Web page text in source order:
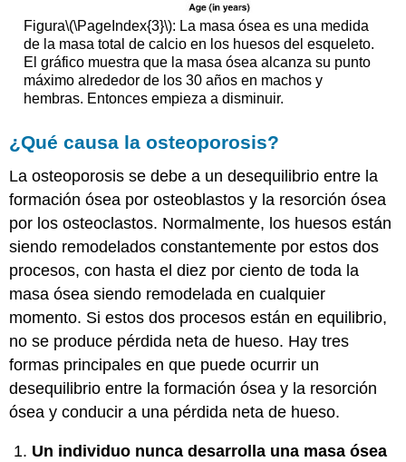
Figura\(\PageIndex{3}\): La masa ósea es una medida
de la masa total de calcio en los huesos del esqueleto.
El gráfico muestra que la masa ósea alcanza su punto
máximo alrededor de los 30 años en machos y
hembras. Entonces empieza a disminuir.
¿Qué causa la osteoporosis?
La osteoporosis se debe a un desequilibrio entre la
formación ósea por osteoblastos y la resorción ósea
por los osteoclastos. Normalmente, los huesos están
siendo remodelados constantemente por estos dos
procesos, con hasta el diez por ciento de toda la
masa ósea siendo remodelada en cualquier
momento. Si estos dos procesos están en equilibrio,
no se produce pérdida neta de hueso. Hay tres
formas principales en que puede ocurrir un
desequilibrio entre la formación ósea y la resorción
ósea y conducir a una pérdida neta de hueso.
Un individuo nunca desarrolla una masa ósea